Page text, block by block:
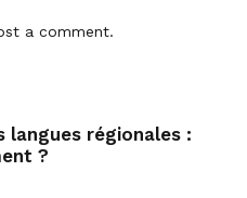
a comment.
langues régionales :
?